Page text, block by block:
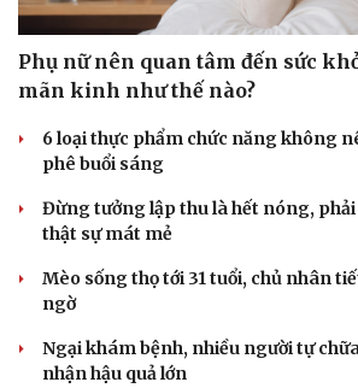
Phụ nữ nên quan tâm đến sức
mãn kinh như thế nào?
6 loại thực phẩm chức năng không
phê buổi sáng
Đừng tưởng lập thu là hết nóng,
thật sự mát mẻ
Mèo sống thọ tới 31 tuổi, chủ nhân
ngờ
Ngại khám bệnh, nhiều người tự
nhận hậu quả lớn